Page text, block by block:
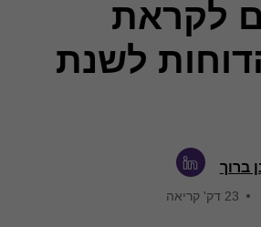
לקראת
לשנת
ברוך
23 דק' קריאה